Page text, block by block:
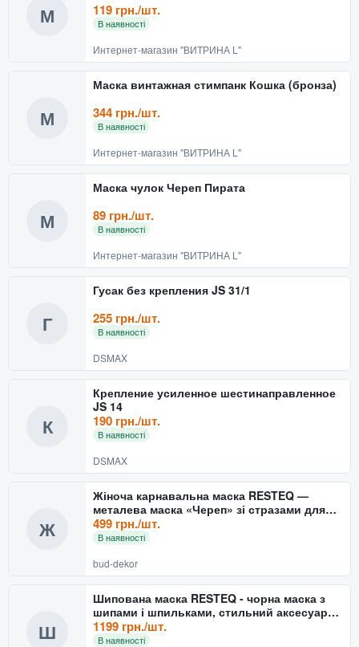
М 119 грн./шт.
В наявності
Интернет-магазин "ВИТРИНА L"
М
Маска винтажная стимпанк Кошка (бронза)
344 грн./шт.
В наявності
Интернет-магазин "ВИТРИНА L"
М
Маска чулок Череп Пирата
89 грн./шт.
В наявності
Интернет-магазин "ВИТРИНА L"
Г
Гусак без крепления JS 31/1
255 грн./шт.
В наявності
DSMAX
К
Крепление усиленное шестинаправленное
JS 14
190 грн./шт.
В наявності
DSMAX
Ж
Жіноча карнавальна маска RESTEQ —
металева маска «Череп» зі стразами для
Хелловіну та вечірок
499 грн./шт.
В наявності
bud-dekor
Ш
Шипована маска RESTEQ - чорна маска з
шипами і шпильками, стильний аксесуар
для вечірок, коспле
1199 грн./шт.
В наявності